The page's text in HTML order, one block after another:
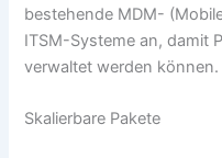
bestehende MDM-
ITSM-Systeme an, damit
verwaltet werden können.
Skalierbare Pakete